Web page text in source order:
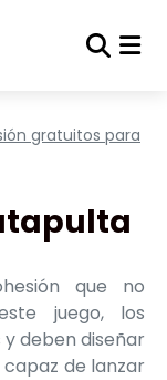
gratuitos para
que no
juego, los
deben diseñar
de lanzar